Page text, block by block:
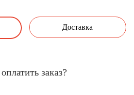
Доставка
заказ?